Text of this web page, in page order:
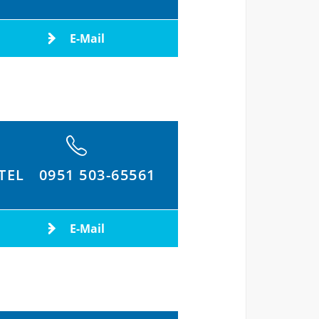
E-Mail
0951 503-65561
E-Mail